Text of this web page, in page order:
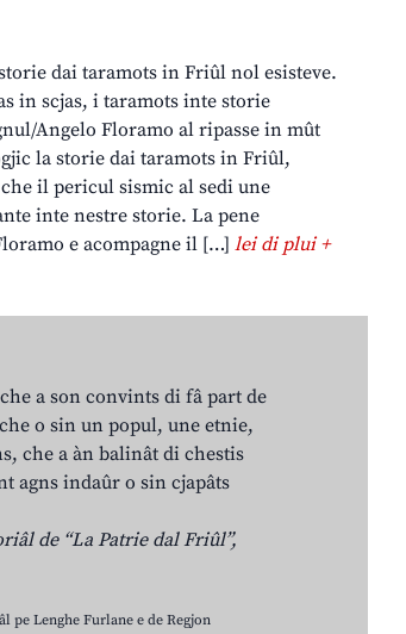
dai taramots in Friûl nol esisteve.
in scjas, i taramots inte storie
Angelo Floramo al ripasse in mût
la storie dai taramots in Friûl,
il pericul sismic al sedi une
inte nestre storie. La pene
e acompagne il […]lei di plui +
a son convints di fâ part de
o sin un popul, une etnie,
che a àn balinât di chestis
agns indaûr o sin cjapâts
de “La Patrie dal Friûl”,
pe Lenghe Furlane e de Regjon